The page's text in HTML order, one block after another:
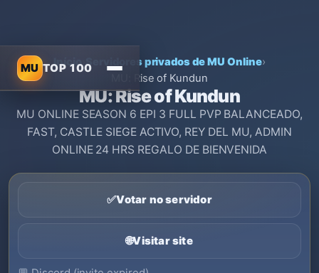
MU TOP 100
Início›Servidores privados de MU Online›
MU: Rise of Kundun
MU: Rise of Kundun
MU ONLINE SEASON 6 EPI 3 FULL PVP BALANCEADO,
FAST, CASTLE SIEGE ACTIVO, REY DEL MU, ADMIN
ONLINE 24 HRS REGALO DE BIENVENIDA
✅Votar no servidor
🌐Visitar site